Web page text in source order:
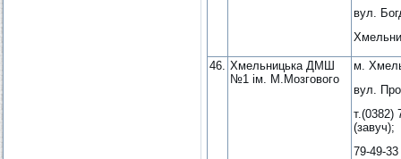
вул.
46. Хмельницька ДМШ
№1 ім. М.Мозгового
м.
вул.
т.(0382)
(завуч);
79-49-